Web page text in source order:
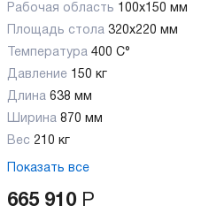
Рабочая область 100x150 мм
Площадь стола 320х220 мм
Температура 400 С°
Давление 150 кг
Длина 638 мм
Ширина 870 мм
Вес 210 кг
Показать все
665 910 Р